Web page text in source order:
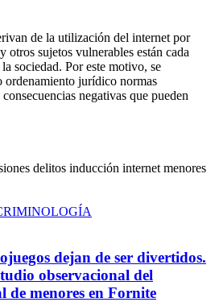
de la utilización del internet por
otros sujetos vulnerables están cada
sociedad. Por este motivo, se
ordenamiento jurídico normas
negativas que pueden
delitos inducción internet menores
dejan de ser divertidos.
observacional del
de menores en Fornite